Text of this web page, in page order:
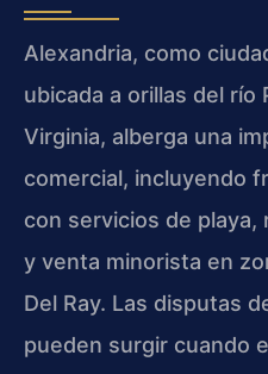
Alexandria, como
ubicada a orillas del
Virginia, alberga una
comercial, incluyendo
con servicios de playa,
y venta minorista en
Del Ray. Las disputas
pueden surgir cuando